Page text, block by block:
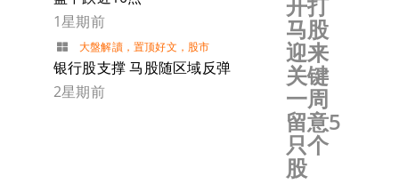
1星期前
大盤解讀， 置顶好文 ， 股市
银行股支撑 马股随区域反弹
2星期前
开打
马股
迎来
关键
一周
留意5
只个
股